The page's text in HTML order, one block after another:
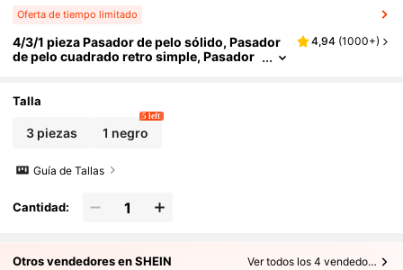
Oferta de tiempo limitado
4/3/1 pieza Pasador de pelo sólido, Pasador
de pelo cuadrado retro simple, Pasador
eres
4,94 (1000+)
Talla
3 piezas 1 negro
5 left
Guía de Tallas
Cantidad:
Otros vendedores en SHEIN Ver todos los 4 vendedores